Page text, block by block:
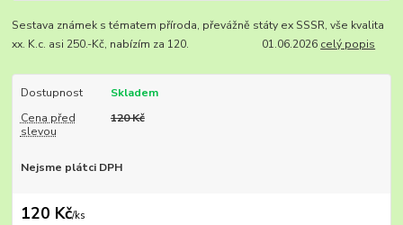
Sestava známek s tématem příroda, převážně státy ex SSSR, vše kvalita
xx. K.c. asi 250.-Kč, nabízím za 120. 01.06.2026 celý popis
Dostupnost
Skladem
Cena před
slevou
120 Kč
Nejsme plátci DPH
120 Kč/ks